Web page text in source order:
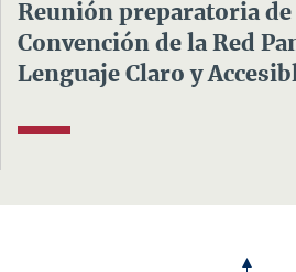
Reunión preparatoria
Convención de la Red
Lenguaje Claro y